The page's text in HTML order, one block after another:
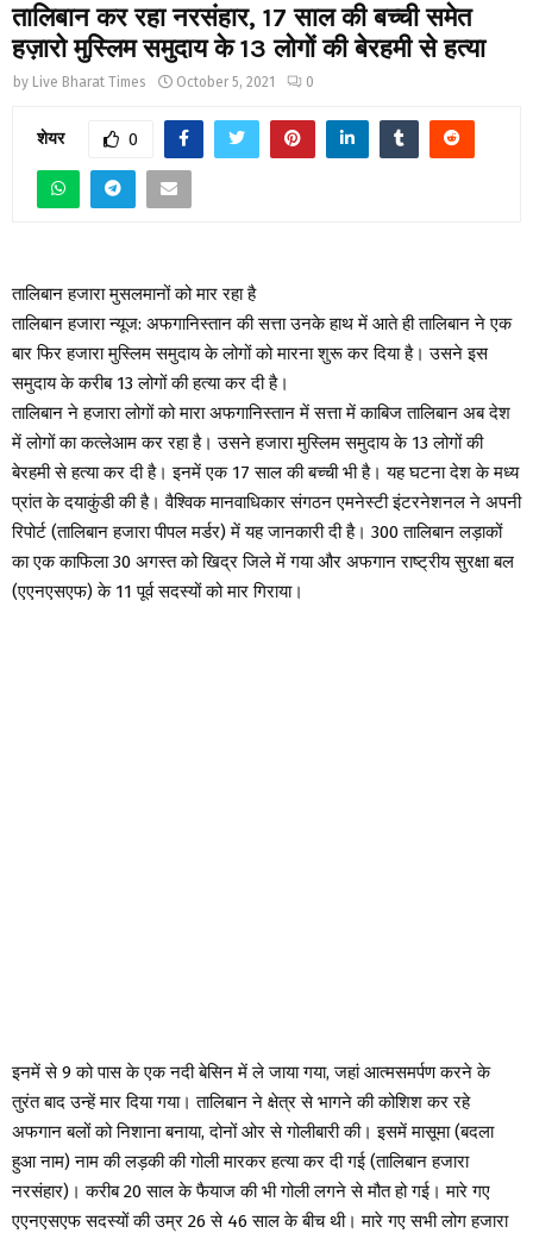
तालिबान कर रहा नरसंहार, 17 साल की बच्ची समेत
हज़ारो मुस्लिम समुदाय के 13 लोगों की बेरहमी से हत्या
by Live Bharat Times October 5, 2021 0
शेयर 0
तालिबान हजारा मुसलमानों को मार रहा है
तालिबान हजारा न्यूज: अफगानिस्तान की सत्ता उनके हाथ में आते ही तालिबान ने एक
बार फिर हजारा मुस्लिम समुदाय के लोगों को मारना शुरू कर दिया है। उसने इस
समुदाय के करीब 13 लोगों की हत्या कर दी है।
तालिबान ने हजारा लोगों को मारा अफगानिस्तान में सत्ता में काबिज तालिबान अब देश
में लोगों का कत्लेआम कर रहा है। उसने हजारा मुस्लिम समुदाय के 13 लोगों की
बेरहमी से हत्या कर दी है। इनमें एक 17 साल की बच्ची भी है। यह घटना देश के मध्य
प्रांत के दयाकुंडी की है। वैश्विक मानवाधिकार संगठन एमनेस्टी इंटरनेशनल ने अपनी
रिपोर्ट (तालिबान हजारा पीपल मर्डर) में यह जानकारी दी है। 300 तालिबान लड़ाकों
का एक काफिला 30 अगस्त को खिद्र जिले में गया और अफगान राष्ट्रीय सुरक्षा बल
(एएनएसएफ) के 11 पूर्व सदस्यों को मार गिराया।
इनमें से 9 को पास के एक नदी बेसिन में ले जाया गया, जहां आत्मसमर्पण करने के
तुरंत बाद उन्हें मार दिया गया। तालिबान ने क्षेत्र से भागने की कोशिश कर रहे
अफगान बलों को निशाना बनाया, दोनों ओर से गोलीबारी की। इसमें मासूमा (बदला
हुआ नाम) नाम की लड़की की गोली मारकर हत्या कर दी गई (तालिबान हजारा
नरसंहार)। करीब 20 साल के फैयाज की भी गोली लगने से मौत हो गई। मारे गए
एएनएसएफ सदस्यों की उम्र 26 से 46 साल के बीच थी। मारे गए सभी लोग हजारा